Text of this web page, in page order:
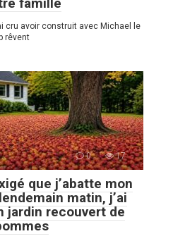
famille
cru avoir construit avec Michael le
rêvent
0 17
que j’abatte mon
matin, j’ai
jardin recouvert de